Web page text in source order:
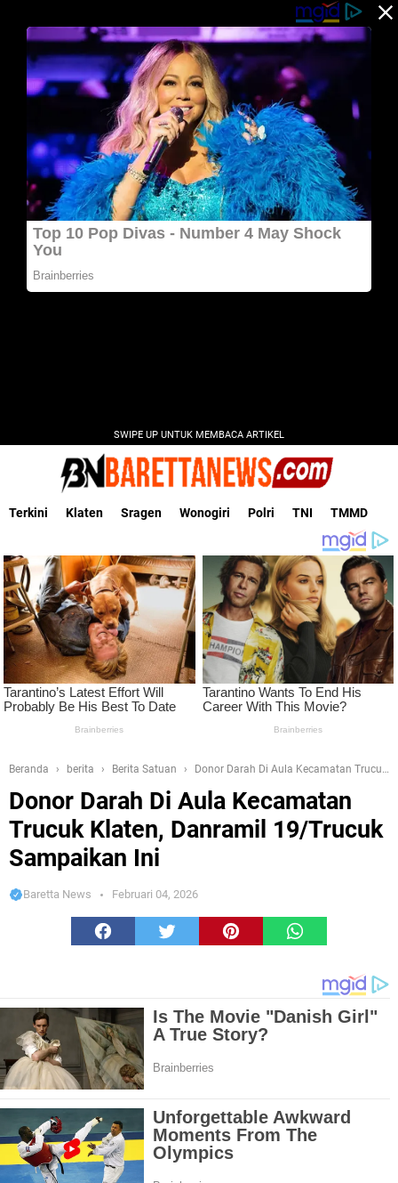
SWIPE UP UNTUK MEMBACA ARTIKEL
Terkini Klaten Sragen Wonogiri Polri TNI TMMD
Beranda berita Berita Satuan
Donor Darah Di Aula Kecamatan Trucuk
Donor Darah Di Aula Kecamatan
Trucuk Klaten, Danramil 19/Trucuk
Sampaikan Ini
Baretta News Februari 04, 2026